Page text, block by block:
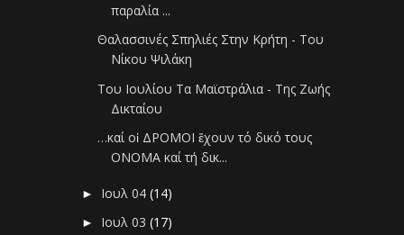
παραλία ...
Θαλασσινές Σπηλιές Στην Κρήτη - Του
Νίκου Ψιλάκη
Tου Ιουλίου Τα Μαϊστράλια - Της Ζωής
Δικταίου
…καί οἱ ΔΡΟΜΟΙ ἔχουν τό δικό τους
ΟΝΟΜΑ καί τή δικ...
► Ιουλ 04(14)
► Ιουλ 03(17)